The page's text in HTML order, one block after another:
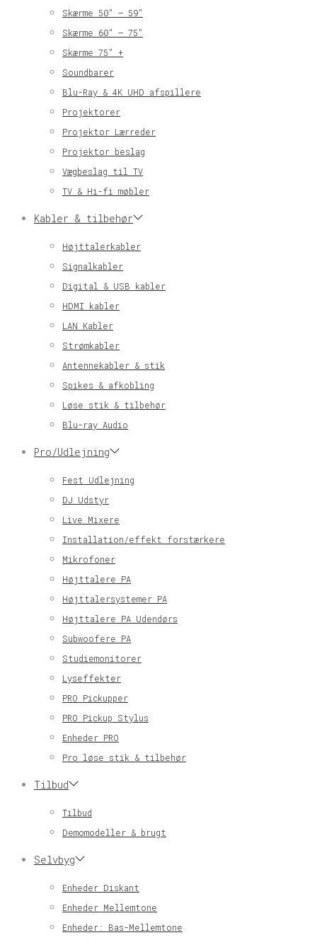
Skærme 50″ – 59″
Skærme 60″ – 75″
Skærme 75″ +
Soundbarer
Blu-Ray & 4K UHD afspillere
Projektorer
Projektor Lærreder
Projektor beslag
Vægbeslag til TV
TV & Hi-fi møbler
Kabler & tilbehør
Højttalerkabler
Signalkabler
Digital & USB kabler
HDMI kabler
LAN Kabler
Strømkabler
Antennekabler & stik
Spikes & afkobling
Løse stik & tilbehør
Blu-ray Audio
Pro/Udlejning
Fest Udlejning
DJ Udstyr
Live Mixere
Installation/effekt forstærkere
Mikrofoner
Højttalere PA
Højttalersystemer PA
Højttalere PA Udendørs
Subwoofere PA
Studiemonitorer
Lyseffekter
PRO Pickupper
PRO Pickup Stylus
Enheder PRO
Pro løse stik & tilbehør
Tilbud
Tilbud
Demomodeller & brugt
Selvbyg
Enheder Diskant
Enheder Mellemtone
Enheder: Bas-Mellemtone